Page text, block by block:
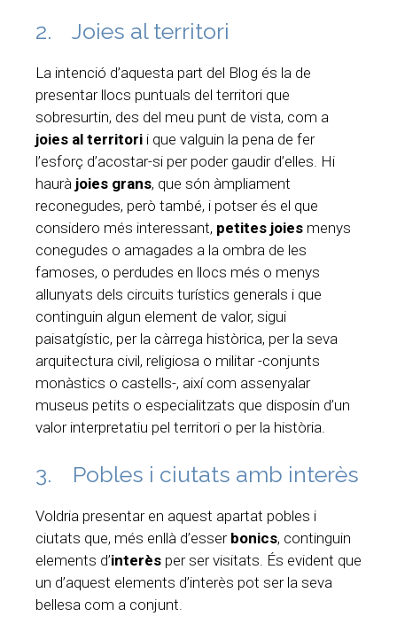
2. Joies al territori
La intenció d’aquesta part del Blog és la de
presentar llocs puntuals del territori que
sobresurtin, des del meu punt de vista, com a
joies al territori i que valguin la pena de fer
l’esforç d’acostar-si per poder gaudir d’elles. Hi
haurà joies grans, que són àmpliament
reconegudes, però també, i potser és el que
considero més interessant, petites joies menys
conegudes o amagades a la ombra de les
famoses, o perdudes en llocs més o menys
allunyats dels circuits turístics generals i que
continguin algun element de valor, sigui
paisatgístic, per la càrrega històrica, per la seva
arquitectura civil, religiosa o militar -conjunts
monàstics o castells-, així com assenyalar
museus petits o especialitzats que disposin d’un
valor interpretatiu pel territori o per la història.
3. Pobles i ciutats amb interès
Voldria presentar en aquest apartat pobles i
ciutats que, més enllà d’esser bonics, continguin
elements d’interès per ser visitats. És evident que
un d’aquest elements d’interès pot ser la seva
bellesa com a conjunt.